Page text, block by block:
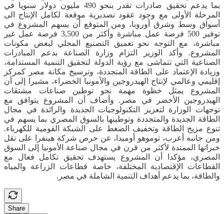
بما يدعم تحقيق صادرات تقدر بنحو 490 مليون دولار سنويا في
المرحلة الأولى مع وجود عقود تصديرية موقعة لكامل الإنتاج الى
أسواق وسط وشرق أوروبا، ومن المتوقع أن يسهم المشروع في
توفير 500 فرصة عمل مباشرة وأكثر من 3,500 فرصة عمل غير
مباشرة، مع التوجه نحو تعميق التصنيع المحلي لبعض مكونات
المشروع. وأكد الوزير التزام وزارة الصناعة بدعم المبادرات
الصناعية التي تتماشى مع رؤية الدولة لتحقيق التنمية المستدامة،
وزيادة الإعتماد على الطاقة المتجددة، وترسيخ مكانة مصر كمركز
إقليمي وعالمي لإنتاج الهيدروجين والأمونيا الخضراء، مشيرا إلى أن
المشروع يمثل خطوة مهمة نحو توطين صناعات مشتقات
الهيدروجين الأخضر في مصر. وأضاف أن المشروع يتوافق مع
توجهات الوزارة لتعزيز التكنولوجيات الجديدة والرائدة في مجال
الطاقة الجديدة والمتجددة وتوطينها بالسوق المصري بما يسهم في
تنوع مزيج الطاقة وتخفيف الضغط على الشبكة القومية للكهرباء.
ومن جانبه أعرب، توموهو أوميدا، عن حرص شركة هينفرا على نقل
خبراتها الممتدة لأكثر من قرن في مجال صناعة الأمونيا إلى السوق
المصري، مؤكدا أن المشروع يستهدف تحقيق تكامل فعال مع
القطاعات الإقتصادية المختلفة، خاصة قطاعات الزراعة والمياه
والطاقة، بما يدعم أهداف التنمية الشاملة في مصر.
Share